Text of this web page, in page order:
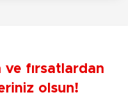
fırsatlardan
olsun!